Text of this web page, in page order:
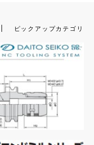
ピックアップカテゴリ